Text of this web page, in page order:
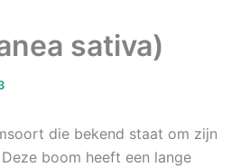
sativa)
die bekend staat om zijn
boom heeft een lange